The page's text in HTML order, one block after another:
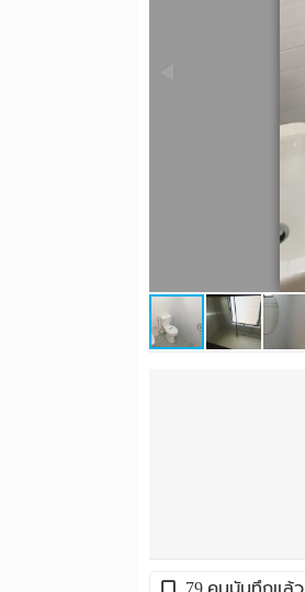
79 คนบันทึกแล้ว